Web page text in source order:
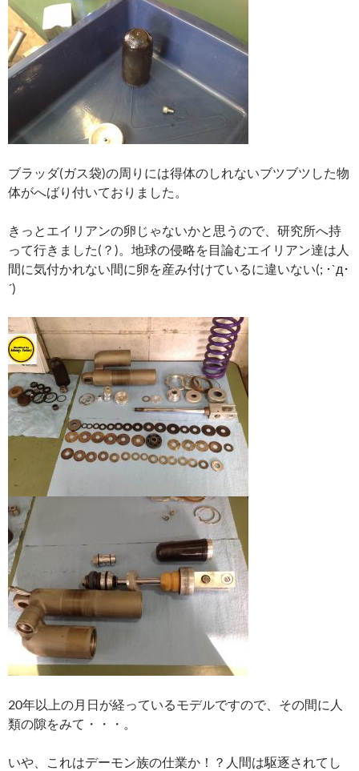
ブラッダ(ガス袋)の周りには得体のしれないブツブツした物
体がへばり付いておりました。
きっとエイリアンの卵じゃないかと思うので、研究所へ持
って行きました(？)。地球の侵略を目論むエイリアン達は人
間に気付かれない間に卵を産み付けているに違いない(; ･`д･
´)
20年以上の月日が経っているモデルですので、その間に人
類の隙をみて・・・。
いや、これはデーモン族の仕業か！？人間は駆逐されてし